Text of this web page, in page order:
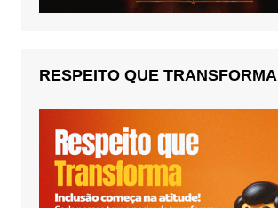
RESPEITO QUE TRANSFORMA